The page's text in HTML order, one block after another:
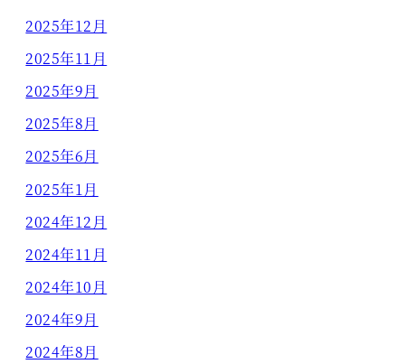
2025年12月
2025年11月
2025年9月
2025年8月
2025年6月
2025年1月
2024年12月
2024年11月
2024年10月
2024年9月
2024年8月